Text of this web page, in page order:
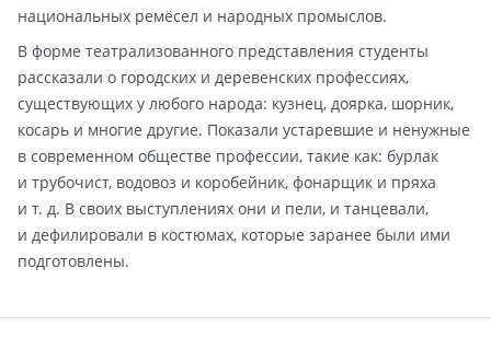
национальных ремёсел и народных промыслов.
В форме театрализованного представления студенты
рассказали о городских и деревенских профессиях,
существующих у любого народа: кузнец, доярка, шорник,
косарь и многие другие. Показали устаревшие и ненужные
в современном обществе профессии, такие как: бурлак
и трубочист, водовоз и коробейник, фонарщик и пряха
и т. д. В своих выступлениях они и пели, и танцевали,
и дефилировали в костюмах, которые заранее были ими
подготовлены.